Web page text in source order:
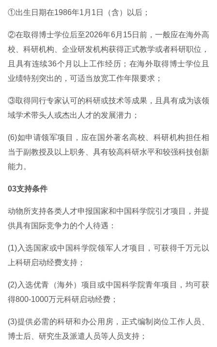
①出生日期在1986年1月1日（含）以后；
②在取得博士学位后至2026年6月15日前，一般应在海外高
校、科研机构、企业研发机构获得正式教学或者科研职位，
且具有连续36个月以上工作经历；在海外取得博士学位且
业绩特别突出的，可适当放宽工作年限要求；
③取得同行专家认可的科研或技术等成果，且具有成为该领
域学术带头人或杰出人才的发展潜力；
(6)如申请领军项目，应在国外著名高校、科研机构担任相
当于副教授及以上职务、具有较高科研水平和较强科技创新
能力。
03支持条件
动物所支持各类人才申报国家和中国科学院引才项目，并提
供具有国际竞争力的个人待遇：
(1)入选国家或中国科学院领军人才项目，可获得千万元以
上科研启动经费支持；
(2)入选优青（海外）项目或中国科学院青年项目，均可获
得800-1000万元科研启动经费；
(3)提供必需的科研和办公用房，正式编制岗位工作人员、
博士后、研究生及派遣人员等人员支持；